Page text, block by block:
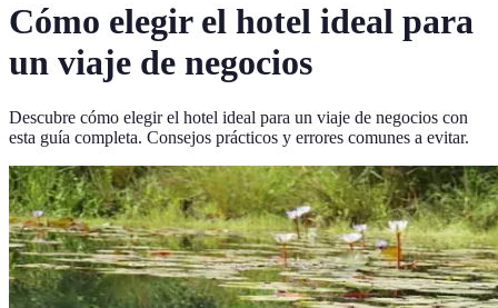
Cómo elegir el hotel ideal para
un viaje de negocios
Descubre cómo elegir el hotel ideal para un viaje de negocios con
esta guía completa. Consejos prácticos y errores comunes a evitar.